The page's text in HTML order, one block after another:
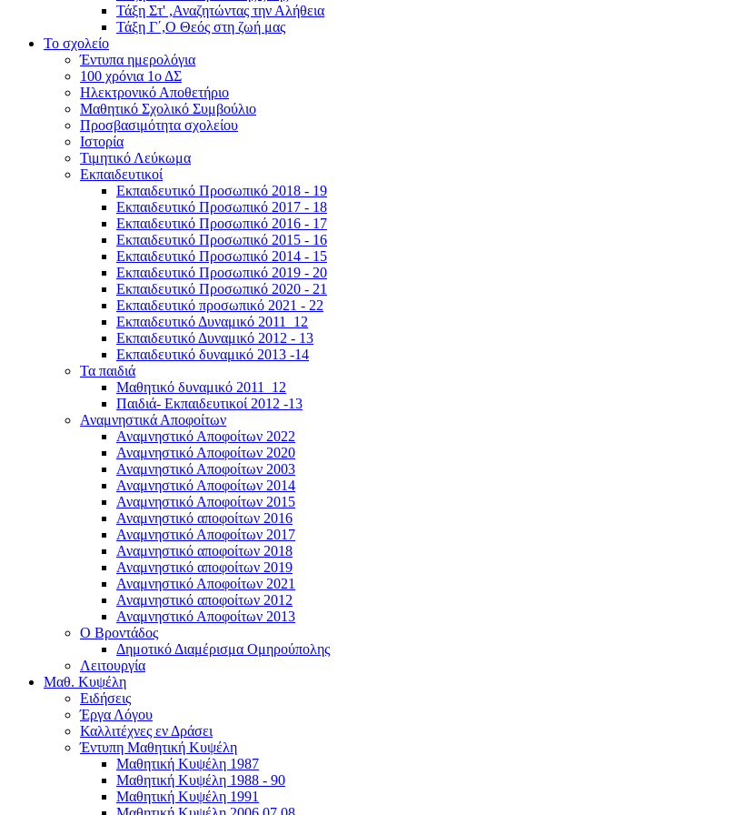
Τάξη Στ' ,Αναζητώντας την Αλήθεια
Τάξη Γ΄,Ο Θεός στη ζωή μας
Το σχολείο
Έντυπα ημερολόγια
100 χρόνια 1ο ΔΣ
Ηλεκτρονικό Αποθετήριο
Μαθητικό Σχολικό Συμβούλιο
Προσβασιμότητα σχολείου
Ιστορία
Τιμητικό Λεύκωμα
Εκπαιδευτικοί
Εκπαιδευτικό Προσωπικό 2018 - 19
Εκπαιδευτικό Προσωπικό 2017 - 18
Εκπαιδευτικό Προσωπικό 2016 - 17
Εκπαιδευτικό Προσωπικό 2015 - 16
Εκπαιδευτικό Προσωπικό 2014 - 15
Εκπαιδευτικό Προσωπικό 2019 - 20
Εκπαιδευτικό Προσωπικό 2020 - 21
Εκπαιδευτικό προσωπικό 2021 - 22
Εκπαιδευτικό Δυναμικό 2011_12
Εκπαιδευτικό Δυναμικό 2012 - 13
Εκπαιδευτικό δυναμικό 2013 -14
Τα παιδιά
Μαθητικό δυναμικό 2011_12
Παιδιά- Εκπαιδευτικοί 2012 -13
Αναμνηστικά Αποφοίτων
Αναμνηστικό Αποφοίτων 2022
Αναμνηστικό Αποφοίτων 2020
Αναμνηστικό Αποφοίτων 2003
Αναμνηστικό Αποφοίτων 2014
Αναμνηστικό Αποφοίτων 2015
Αναμνηστικό αποφοίτων 2016
Αναμνηστικό Αποφοίτων 2017
Αναμνηστικό αποφοίτων 2018
Αναμνηστικό αποφοίτων 2019
Αναμνηστικό Αποφοίτων 2021
Αναμνηστικό αποφοίτων 2012
Αναμνηστικό Αποφοίτων 2013
Ο Βροντάδος
Δημοτικό Διαμέρισμα Ομηρούπολης
Λειτουργία
Μαθ. Κυψέλη
Ειδήσεις
Έργα Λόγου
Καλλιτέχνες εν Δράσει
Έντυπη Μαθητική Κυψέλη
Μαθητική Κυψέλη 1987
Μαθητική Κυψέλη 1988 - 90
Μαθητική Κυψέλη 1991